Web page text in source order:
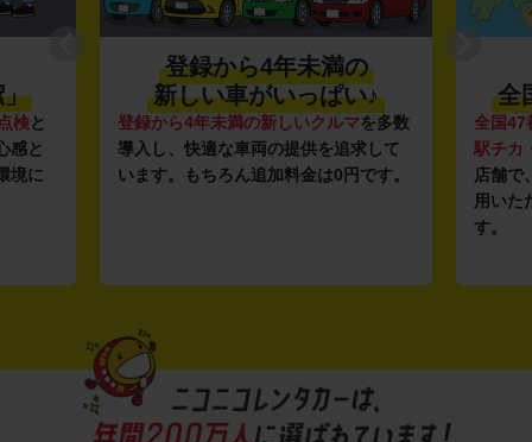
」
検と
感と
境に
登録から4年未満の
新しい車がいっぱい♪
登録から4年未満の新しいクルマを多数
導入し、快適な車両の提供を追求して
います。もちろん追加料金は0円です。
全
全国47
駅チカ
店舗で
用いた
す。